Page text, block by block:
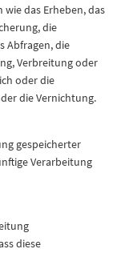
das Erheben, das
die
Abfragen, die
Verbreitung oder
oder die
die Vernichtung.
gespeicherter
Verarbeitung
diese